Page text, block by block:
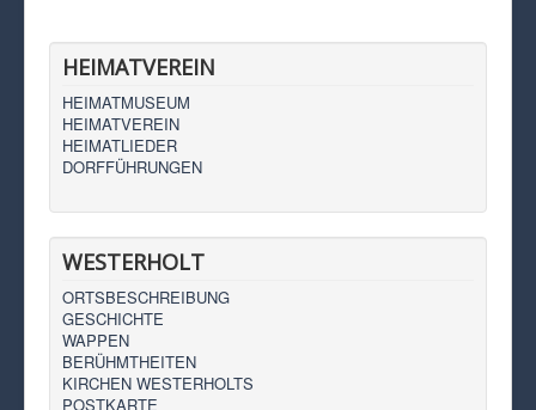
HEIMATVEREIN
HEIMATMUSEUM
HEIMATVEREIN
HEIMATLIEDER
DORFFÜHRUNGEN
WESTERHOLT
ORTSBESCHREIBUNG
GESCHICHTE
WAPPEN
BERÜHMTHEITEN
KIRCHEN WESTERHOLTS
POSTKARTE